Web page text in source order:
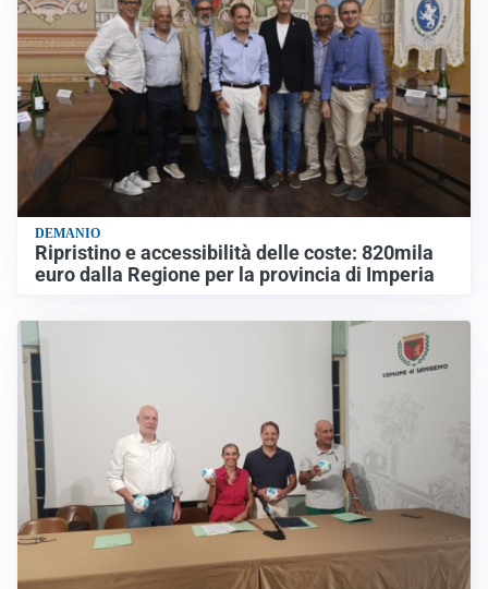
DEMANIO
Ripristino e accessibilità delle coste: 820mila
euro dalla Regione per la provincia di Imperia